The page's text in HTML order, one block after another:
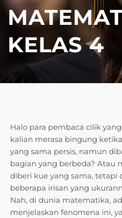
KELAS 4
Halo para pembaca cilik
kalian merasa bingung
yang sama persis, namun
bagian yang berbeda? Atau
diberi kue yang sama, tetapi
beberapa irisan yang
Nah, di dunia matematika,
menjelaskan fenomena ini,